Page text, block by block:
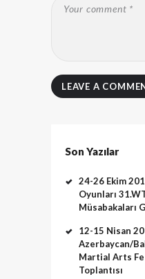
Son Yazılar
24-26 Ekim
Oyunları
Müsabakaları
12-15 Nisan
Azerbaycan/
Martial Arts
Toplantısı